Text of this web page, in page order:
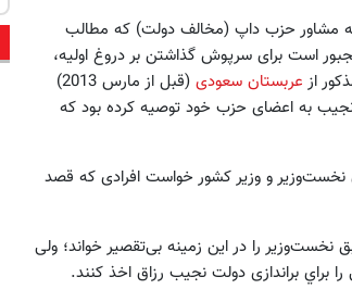
مشاور حزب داپ (مخالف دولت) كه مطالب
است برای سرپوش گذاشتن بر دروغ اولیه،
از عربستان سعودی
(قبل از مارس 2013)
به اعضای حزب خود توصیه کرده بود که
و وزیر کشور خواست افرادی که قصد
را در این زمینه بی‌تقصیر خواند؛ ولی